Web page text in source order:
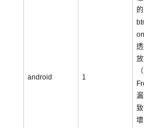
android 1
的